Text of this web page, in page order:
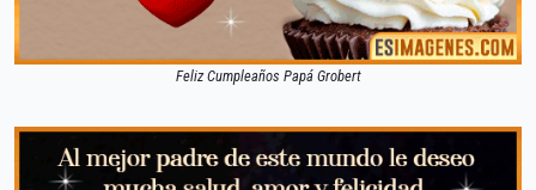
Feliz Cumpleaños Papá Grobert